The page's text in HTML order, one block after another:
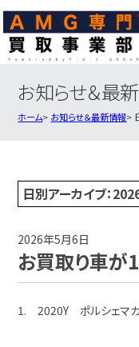
3ステップのカンタン
AMG買取実績
お知らせ＆最
ホーム お知らせ＆最新情報
日別アーカイブ：
2026年5月6日
お買取り車が
1. 2020Y ポルシェマ